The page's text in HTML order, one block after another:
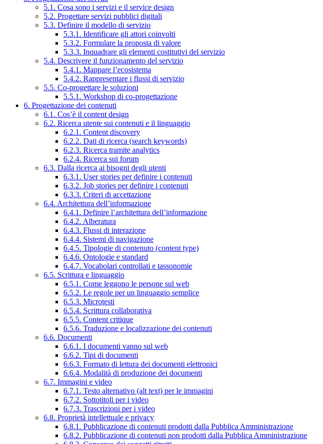
5.1. Cosa sono i servizi e il service design
5.2. Progettare servizi pubblici digitali
5.3. Definire il modello di servizio
5.3.1. Identificare gli attori coinvolti
5.3.2. Formulare la proposta di valore
5.3.3. Inquadrare gli elementi costitutivi del servizio
5.4. Descrivere il funzionamento del servizio
5.4.1. Mappare l’ecosistema
5.4.2. Rappresentare i flussi di servizio
5.5. Co-progettare le soluzioni
5.5.1. Workshop di co-progettazione
6. Progettazione dei contenuti
6.1. Cos’è il content design
6.2. Ricerca utente sui contenuti e il linguaggio
6.2.1. Content discovery
6.2.2. Dati di ricerca (search keywords)
6.2.3. Ricerca tramite analytics
6.2.4. Ricerca sui forum
6.3. Dalla ricerca ai bisogni degli utenti
6.3.1. User stories per definire i contenuti
6.3.2. Job stories per definire i contenuti
6.3.3. Criteri di accettazione
6.4. Architettura dell’informazione
6.4.1. Definire l’architettura dell’informazione
6.4.2. Alberatura
6.4.3. Flussi di interazione
6.4.4. Sistemi di navigazione
6.4.5. Tipologie di contenuto (content type)
6.4.6. Ontologie e standard
6.4.7. Vocabolari controllati e tassonomie
6.5. Scrittura e linguaggio
6.5.1. Come leggono le persone sul web
6.5.2. Le regole per un linguaggio semplice
6.5.3. Microtesti
6.5.4. Scrittura collaborativa
6.5.5. Content critique
6.5.6. Traduzione e localizzazione dei contenuti
6.6. Documenti
6.6.1. I documenti vanno sul web
6.6.2. Tipi di documenti
6.6.3. Formato di lettura dei documenti elettronici
6.6.4. Modalità di produzione dei documenti
6.7. Immagini e video
6.7.1. Testo alternativo (alt text) per le immagini
6.7.2. Sottotitoli per i video
6.7.3. Trascrizioni per i video
6.8. Proprietà intellettuale e privacy
6.8.1. Pubblicazione di contenuti prodotti dalla Pubblica Amministrazione
6.8.2. Pubblicazione di contenuti non prodotti dalla Pubblica Amministrazione